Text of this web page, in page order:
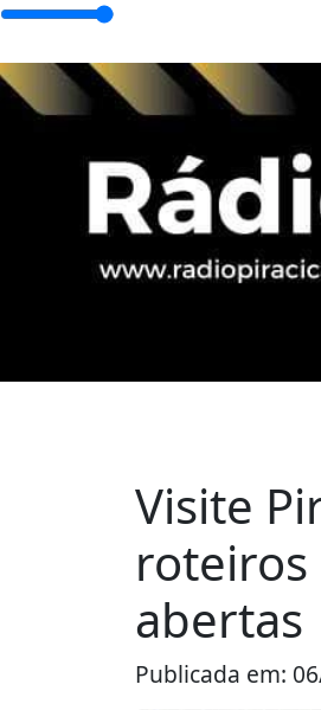
Visite
abertas
Publicada em: